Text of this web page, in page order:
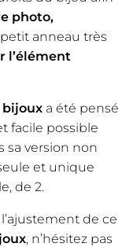
photo,
anneau très
l’élément
bijoux a été pensé
facile possible
sa version non
et unique
de 2.
de ce
, n’hésitez pas